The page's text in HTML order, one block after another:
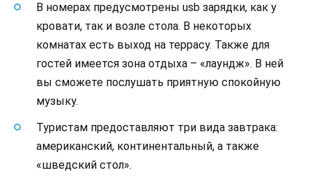
В номерах предусмотрены usb зарядки, как у
кровати, так и возле стола. В некоторых
комнатах есть выход на террасу. Также для
гостей имеется зона отдыха – «лаундж». В ней
вы сможете послушать приятную спокойную
музыку.
Туристам предоставляют три вида завтрака:
американский, континентальный, а также
«шведский стол».